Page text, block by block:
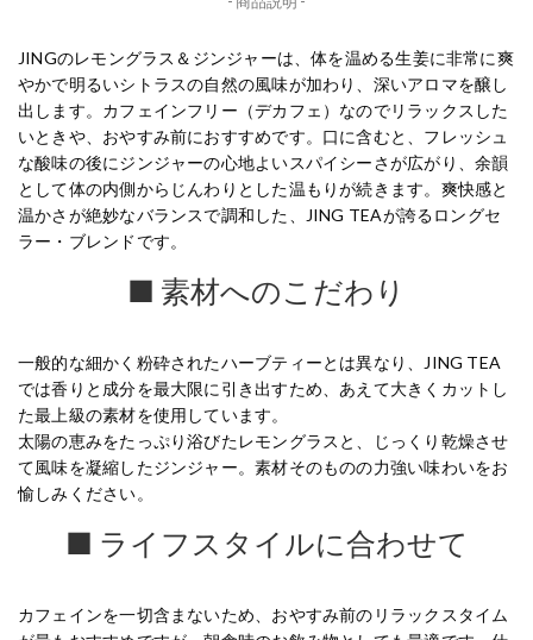
JINGのレモングラス＆ジンジャーは、体を温める生姜に非常に爽
やかで明るいシトラスの自然の風味が加わり、深いアロマを醸し
出します。カフェインフリー（デカフェ）なのでリラックスした
いときや、おやすみ前におすすめです。口に含むと、フレッシュ
な酸味の後にジンジャーの心地よいスパイシーさが広がり、余韻
として体の内側からじんわりとした温もりが続きます。爽快感と
温かさが絶妙なバランスで調和した、JING TEAが誇るロングセ
ラー・ブレンドです。
■ 素材へのこだわり
一般的な細かく粉砕されたハーブティーとは異なり、JING TEA
では香りと成分を最大限に引き出すため、あえて大きくカットし
た最上級の素材を使用しています。
太陽の恵みをたっぷり浴びたレモングラスと、じっくり乾燥させ
て風味を凝縮したジンジャー。素材そのものの力強い味わいをお
愉しみください。
■ ライフスタイルに合わせて
カフェインを一切含まないため、おやすみ前のリラックスタイム